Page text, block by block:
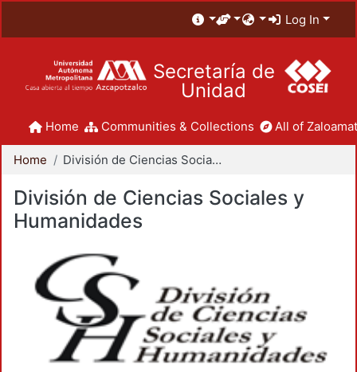
Log In
Secretaría de
Unidad
Home Communities & Collections All of
Home División de Ciencias Sociales y Humanidades
División de Ciencias Sociales y
Humanidades